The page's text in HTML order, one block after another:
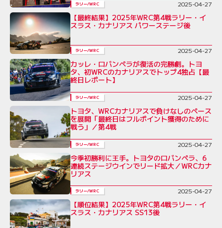
ラリー/WRC 2025-04-27
【最終結果】2025年WRC第4戦ラリー・イ
スラス・カナリアス パワーステージ後
ラリー/WRC 2025-04-27
カッレ・ロバンペラが復活の完勝劇。トヨ
タ、初WRCのカナリアスでトップ4独占【最
終日レポート】
ラリー/WRC 2025-04-27
トヨタ、WRCカナリアスで負けなしのペース
を展開「最終日はフルポイント獲得のために
戦う」／第4戦
ラリー/WRC 2025-04-27
今季初勝利に王手。トヨタのロバンペラ、6
連続ステージウインでリード拡大／WRCカナ
リアス
ラリー/WRC 2025-04-27
【順位結果】2025年WRC第4戦ラリー・イ
スラス・カナリアス SS13後